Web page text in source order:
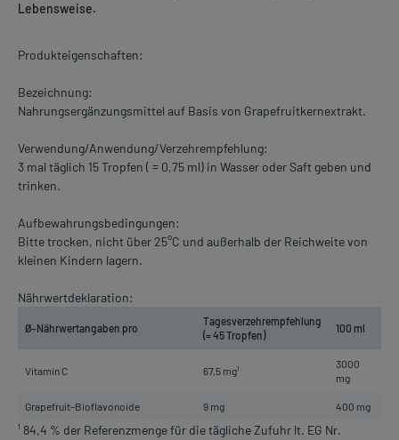
Lebensweise.
Produkteigenschaften:
Bezeichnung:
Nahrungsergänzungsmittel auf Basis von Grapefruitkernextrakt.
Verwendung/Anwendung/Verzehrempfehlung:
3 mal täglich 15 Tropfen ( = 0,75 ml) in Wasser oder Saft geben und
trinken.
Aufbewahrungsbedingungen:
Bitte trocken, nicht über 25°C und außerhalb der Reichweite von
kleinen Kindern lagern.
Nährwertdeklaration:
Ø–Nährwertangaben pro
Tagesverzehrempfehlung
(= 45 Tropfen)
100 ml
Vitamin C 67,5 mg¹
3000
mg
Grapefruit–Bioflavonoide 9 mg 400 mg
¹ 84,4 % der Referenzmenge für die tägliche Zufuhr lt. EG Nr.